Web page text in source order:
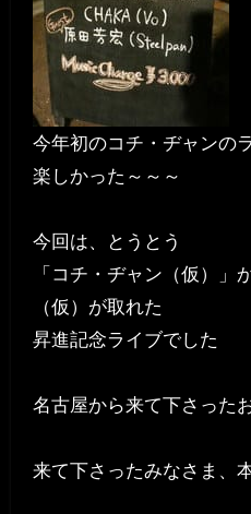
今年初のコチ・ヂャンの
楽しかった～～～
今回は、とうとう
「コチ・ヂャン（仮）」
（仮）が取れた
昇進記念ライブでした
名古屋から来て下さった
来て下さったみなさま、